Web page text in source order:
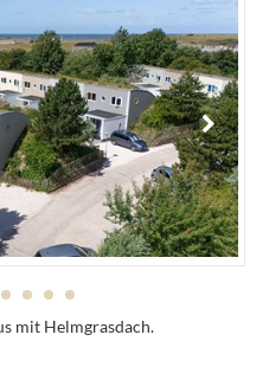
mit Helmgrasdach.